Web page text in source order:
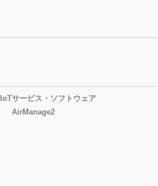
IoTサービス・ソフトウェア
AirManage2